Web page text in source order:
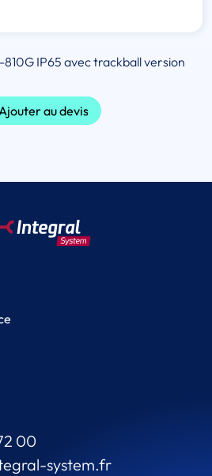
IP65 avec trackball version
au devis
00
system.fr